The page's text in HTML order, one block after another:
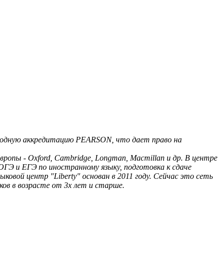
аккредитацию PEARSON, что дает право на
- Oxford, Cambridge, Longman, Macmillan и др. В центре
и ЕГЭ по иностранному языку, подготовка к сдаче
центр "Liberty" основан в 2011 году. Сейчас это сеть
в возрасте от 3х лет и старше.